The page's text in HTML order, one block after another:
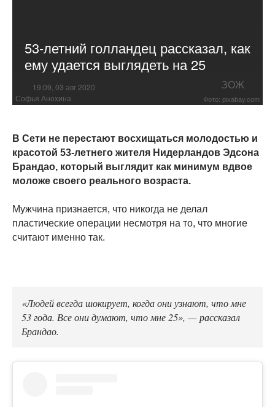
53-летний голландец рассказал, как
ему удается выглядеть на 25
19:09, 03 авг 2020 ЗОЖ
Софья Анохина Фото: pixabay.com
В Сети не перестают восхищаться молодостью и
красотой 53-летнего жителя Нидерландов Эдсона
Брандао, который выглядит как минимум вдвое
моложе своего реального возраста.
Мужчина признается, что никогда не делал
пластические операции несмотря на то, что многие
считают именно так.
«Людей всегда шокирует, когда они узнают, что мне
53 года. Все они думают, что мне 25», — рассказал
Брандао.